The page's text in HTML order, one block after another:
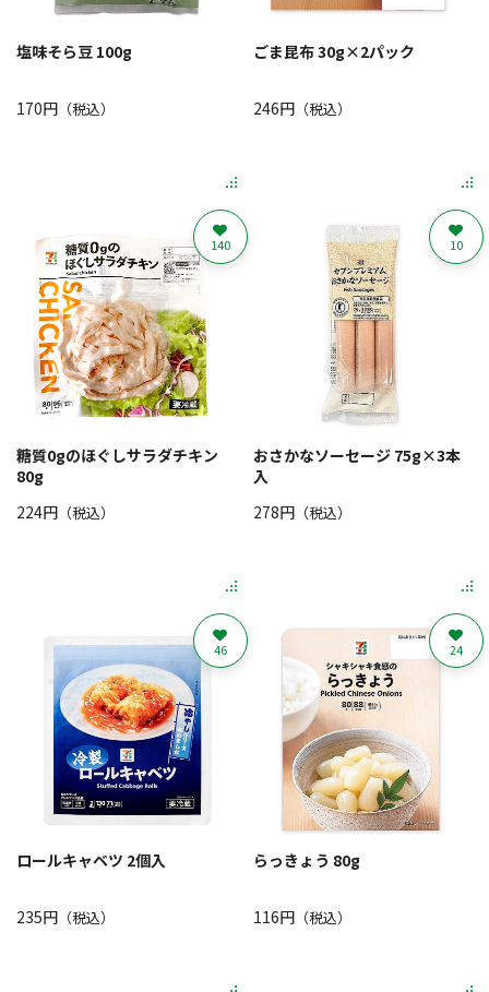
塩味そら豆 100g
170円 （税込）
ごま昆布 30g×2パック
246円（税込）
糖質0gのほぐしサラダチキン
80g
224円 （税込）
140
おさかなソーセージ 75g×3本
入
278円（税込）
10
ロールキャベツ 2個入
235円 （税込）
46
らっきょう 80g
116円（税込）
24